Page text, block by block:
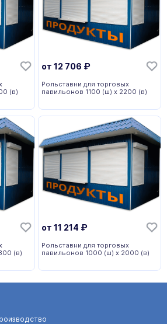
(в)
от 12 706 ₽
Рольставни для торговых
павильонов 1100 (ш) х 2200 (в)
(в)
от 11 214 ₽
Рольставни для торговых
павильонов 1000 (ш) х 2000 (в)